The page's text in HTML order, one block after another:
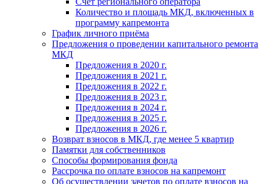
Количество и площадь МКД, включенных в
программу капремонта
График личного приёма
Предложения о проведении капитального ремонта
МКД
Предложения в 2020 г.
Предложения в 2021 г.
Предложения в 2022 г.
Предложения в 2023 г.
Предложения в 2024 г.
Предложения в 2025 г.
Предложения в 2026 г.
Возврат взносов в МКД, где менее 5 квартир
Памятки для собственников
Способы формирования фонда
Рассрочка по оплате взносов на капремонт
Об осуществлении зачетов по оплате взносов на